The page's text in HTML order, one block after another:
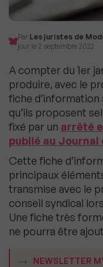
Par Les juristes de
jour le 2 septembre 2022
A compter du 1er
produire, avec le
fiche
qu’ils proposent
fixé par un arrêté
publié au
Cette fiche
principaux
transmise avec le
conseil syndical
Une fiche très
ne pourra être
NEWSLETTER